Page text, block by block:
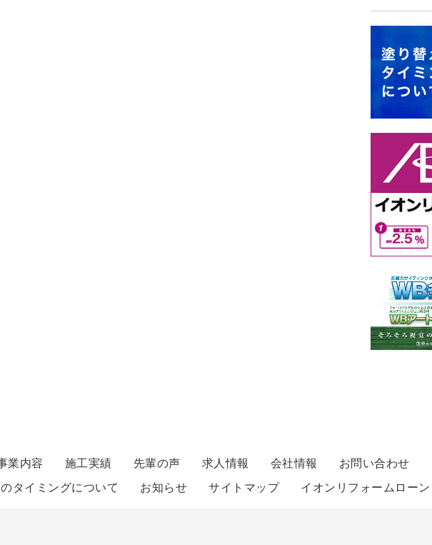
業内容 施工実績 先輩の声 求人情報 会社情報 お問い合わせ
タイミングについて
お知らせ サイトマップ イオンリフォームローン